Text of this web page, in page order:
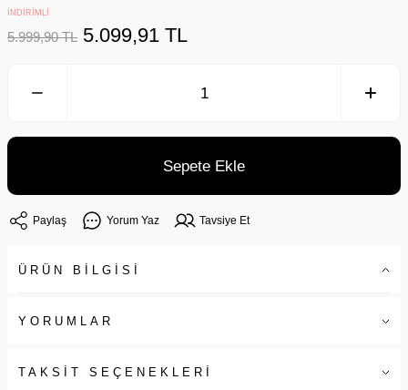
İNDİRİMLİ
5.999,90 TL 5.099,91 TL
Sepete Ekle
Paylaş Yorum Yaz Tavsiye Et
ÜRÜN BİLGİSİ
YORUMLAR
TAKSİT SEÇENEKLERİ